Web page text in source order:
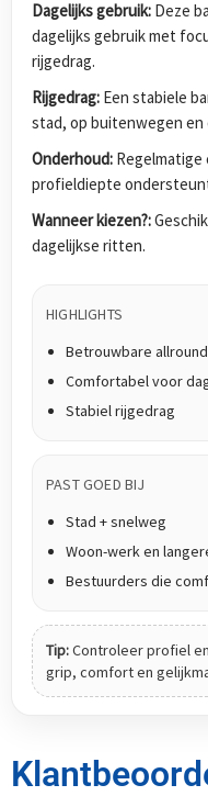
Dagelijks gebruik: Deze
dagelijks gebruik met
rijgedrag.
Rijgedrag: Een stabiele
stad, op buitenwegen en
Onderhoud: Regelmatige
profieldiepte
Wanneer kiezen?:
dagelijkse ritten.
HIGHLIGHTS
Betrouwbare
Comfortabel voor
Stabiel rijgedrag
PAST GOED BIJ
Stad + snelweg
Woon-werk en
Bestuurders die
Tip:Controleer profiel
grip, comfort en